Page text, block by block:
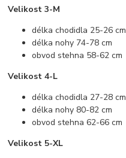
Velikost 3-M
délka chodidla 25-26 cm
délka nohy 74-78 cm
obvod stehna 58-62 cm
Velikost 4-L
délka chodidla 27-28 cm
délka nohy 80-82 cm
obvod stehna 62-66 cm
Velikost 5-XL